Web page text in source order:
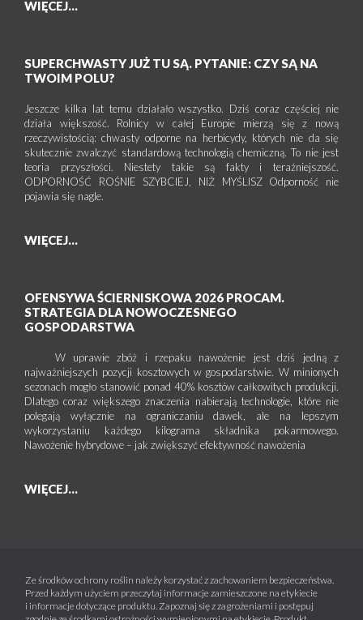
WIĘCEJ...
SUPERCHWASTY JUŻ TU SĄ. PYTANIE: CZY SĄ NA
TWOIM POLU?
Jeszcze kilka lat temu działało wszystko. Dziś coraz częściej nie
działa większość. Rolnicy w całej Europie mierzą się z nową
rzeczywistością: chwasty odporne na herbicydy, których nie da się
skutecznie zwalczyć standardową technologią chemiczną. To nie jest
teoria przyszłości. Niestety takie są fakty i teraźniejszość.
ODPORNOŚĆ ROŚNIE SZYBCIEJ, NIŻ MYŚLISZ Odporność nie
pojawia się nagle.
WIĘCEJ...
OFENSYWA ŚCIERNISKOWA 2026 PROCAM.
STRATEGIA DLA NOWOCZESNEGO
GOSPODARSTWA
W uprawie zbóż i rzepaku nawożenie jest dziś jedną z
najważniejszych pozycji kosztowych w gospodarstwie. W minionych
sezonach mogło stanowić ponad 40% kosztów całkowitych produkcji.
Dlatego coraz większego znaczenia nabierają technologie, które nie
polegają wyłącznie na ograniczaniu dawek, ale na lepszym
wykorzystaniu każdego kilograma składnika pokarmowego.
Nawożenie hybrydowe – jak zwiększyć efektywność nawożenia
WIĘCEJ...
Ze środków ochrony roślin należy korzystać z zachowaniem bezpieczeństwa.
Przed każdym użyciem przeczytaj informacje zamieszczone na etykiecie
i informacje dotyczące produktu. Zapoznaj się z zagrożeniami i postępuj